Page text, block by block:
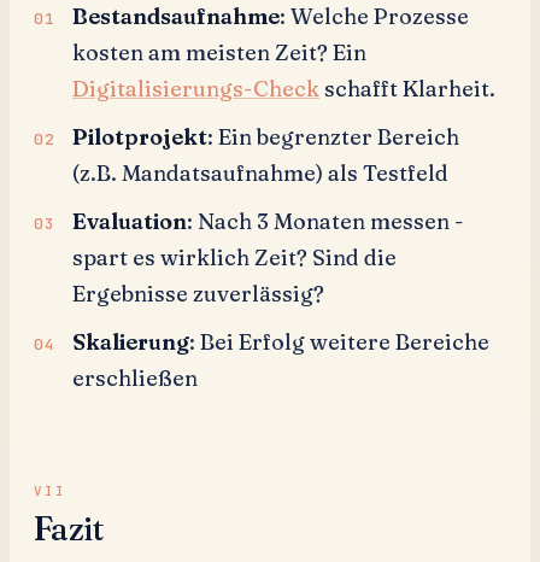
Bestandsaufnahme: Welche Prozesse
kosten am meisten Zeit? Ein
Digitalisierungs-Checkschafft Klarheit.
Pilotprojekt: Ein begrenzter Bereich
(z.B. Mandatsaufnahme) als Testfeld
Evaluation: Nach 3 Monaten messen -
spart es wirklich Zeit? Sind die
Ergebnisse zuverlässig?
Skalierung: Bei Erfolg weitere Bereiche
erschließen
Fazit